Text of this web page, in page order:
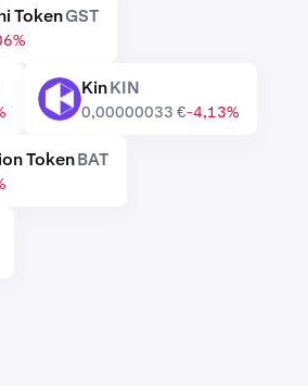
TokenGST
KIN KinKIN
0,00000033 €-4,13%
TokenBAT